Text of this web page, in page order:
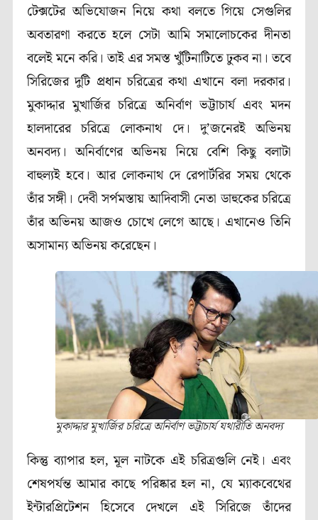
টেক্সটের অভিযোজন নিয়ে কথা বলতে গিয়ে সেগুলির
অবতারণা করতে হলে সেটা আমি সমালোচকের দীনতা
বলেই মনে করি। তাই এর সমস্ত খুঁটিনাটিতে ঢুকব না। তবে
সিরিজের দুটি প্রধান চরিত্রের কথা এখানে বলা দরকার।
মুকাদ্দার মুখার্জির চরিত্রে অনির্বাণ ভট্টাচার্য এবং মদন
হালদারের চরিত্রে লোকনাথ দে। দু’জনেরই অভিনয়
অনবদ্য। অনির্বাণের অভিনয় নিয়ে বেশি কিছু বলাটা
বাহুল্যই হবে। আর লোকনাথ দে রেপার্টরির সময় থেকে
তাঁর সঙ্গী। দেবী সর্পমস্তায় আদিবাসী নেতা ডাহুকের চরিত্রে
তাঁর অভিনয় আজও চোখে লেগে আছে। এখানেও তিনি
অসামান্য অভিনয় করেছেন।
মুকাদ্দার মুখার্জির চরিত্রে অনির্বাণ ভট্টাচার্য যথারীতি অনবদ্য
কিন্তু ব্যাপার হল, মূল নাটকে এই চরিত্রগুলি নেই। এবং
শেষপর্যন্ত আমার কাছে পরিষ্কার হল না, যে ম্যাকবেথের
ইন্টারপ্রিটেশন হিসেবে দেখলে এই সিরিজে তাঁদের